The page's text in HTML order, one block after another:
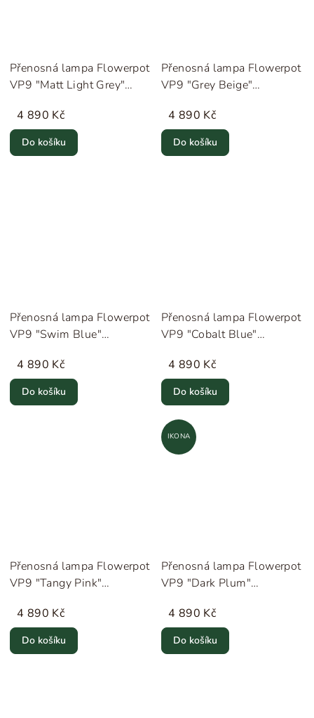
Přenosná lampa Flowerpot
VP9 "Matt Light Grey"
4 890 Kč
Do košíku
Přenosná lampa Flowerpot
VP9 "Grey Beige"
4 890 Kč
Do košíku
Přenosná lampa Flowerpot
VP9 "Swim Blue"
4 890 Kč
Do košíku
Přenosná lampa Flowerpot
VP9 "Cobalt Blue"
4 890 Kč
Do košíku
Přenosná lampa Flowerpot
VP9 "Tangy Pink"
4 890 Kč
Do košíku
IKONA
Přenosná lampa Flowerpot
VP9 "Dark Plum"
4 890 Kč
Do košíku